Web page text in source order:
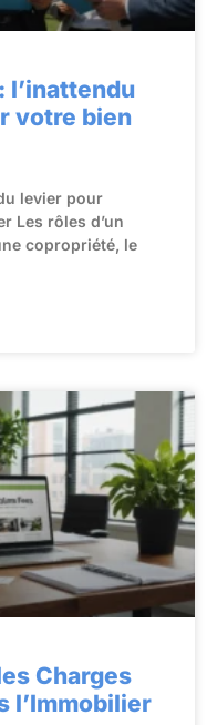
l’inattendu
votre bien
levier pour
Les rôles d’un
copropriété, le
Charges
l’Immobilier